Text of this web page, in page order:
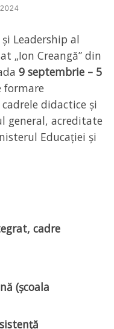
Leadership al
„Ion Creangă” din
9 septembrie – 5
formare
didactice și
general, acreditate
Educației și
cadre
(școala